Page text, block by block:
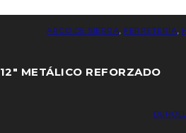
ARCO DE SIERRA, FERRETERIA,
METÁLICO REFORZADO